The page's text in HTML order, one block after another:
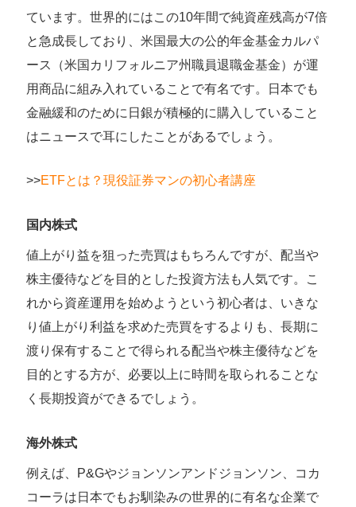
ています。世界的にはこの10年間で純資産残高が7倍
と急成長しており、米国最大の公的年金基金カルパ
ース（米国カリフォルニア州職員退職金基金）が運
用商品に組み入れていることで有名です。日本でも
金融緩和のために日銀が積極的に購入していること
はニュースで耳にしたことがあるでしょう。
>>ETFとは？現役証券マンの初心者講座
国内株式
値上がり益を狙った売買はもちろんですが、配当や
株主優待などを目的とした投資方法も人気です。こ
れから資産運用を始めようという初心者は、いきな
り値上がり利益を求めた売買をするよりも、長期に
渡り保有することで得られる配当や株主優待などを
目的とする方が、必要以上に時間を取られることな
く長期投資ができるでしょう。
海外株式
例えば、P&Gやジョンソンアンドジョンソン、コカ
コーラは日本でもお馴染みの世界的に有名な企業で